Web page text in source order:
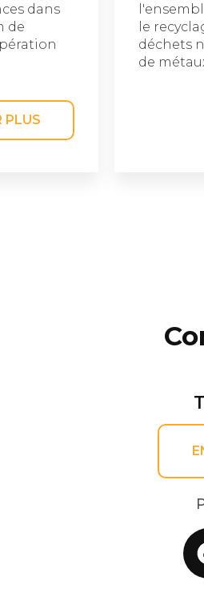
dans
de
PLUS
le
déchets
de